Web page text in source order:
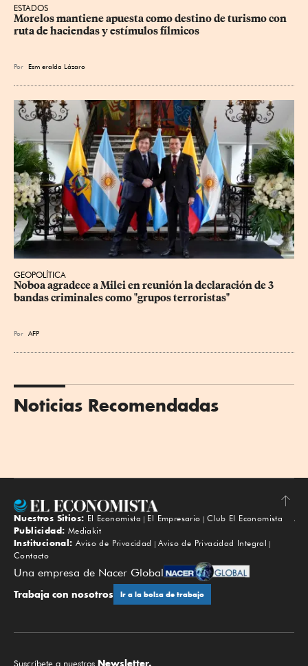
ESTADOS
Morelos mantiene apuesta como destino de turismo con
ruta de haciendas y estímulos fílmicos
Por Esm eralda Lázaro
GEOPOLÍTICA
Noboa agradece a Milei en reunión la declaración de 3
bandas criminales como "grupos terroristas"
Por AFP
Noticias Recomendadas
Subir
Nuestros Sitios: El Economista El Empresario
Club El Economista
Publicidad: Mediakit
Institucional: Aviso de Privacidad
Aviso de Privacidad Integral
Contacto
Una empresa de Nacer Global
Trabaja con nosotros Ir a la bolsa de trabajo
Suscríbete a nuestros Newsletter.